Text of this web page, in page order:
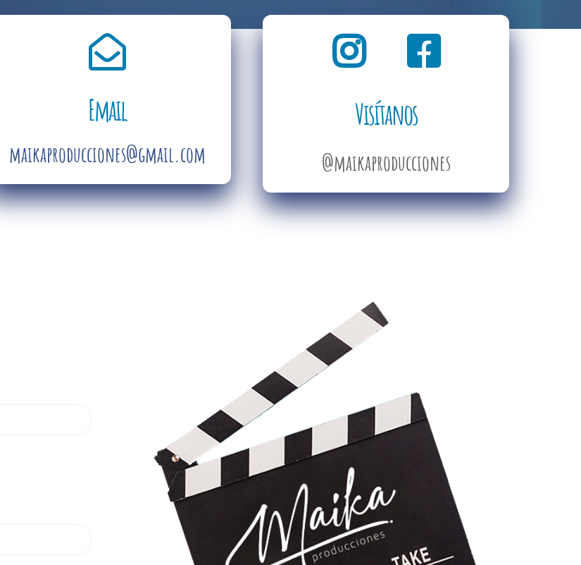
Email
maikaproducciones@gmail.com
Visítanos
@maikaproducciones